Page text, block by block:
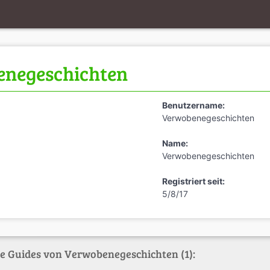
Benutzername:
Verwobenegeschichten
Name:
Verwobenegeschichten
Registriert seit:
5/8/17
von Verwobenegeschichten (1):